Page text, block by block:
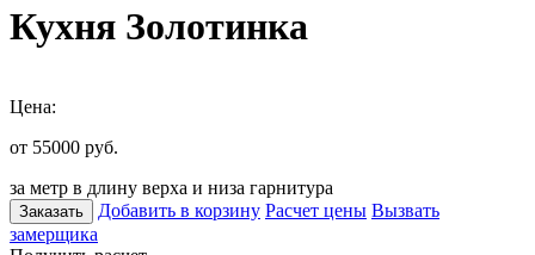
Кухня Золотинка
Цена:
от 55000 руб.
за метр в длину верха и низа гарнитура
Заказать Добавить в корзину Расчет цены Вызвать
замерщика